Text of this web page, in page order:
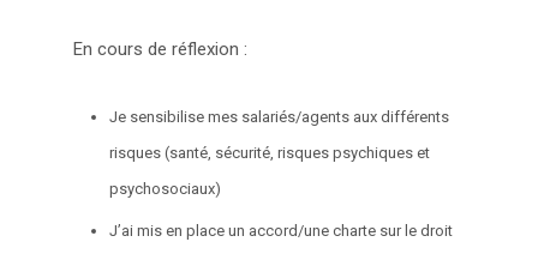
En cours de réflexion :
Je sensibilise mes salariés/agents aux différents
risques (santé, sécurité, risques psychiques et
psychosociaux)
J’ai mis en place un accord/une charte sur le droit